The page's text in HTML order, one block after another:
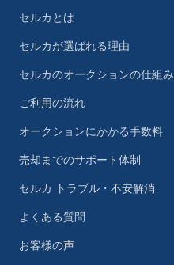
セルカとは
セルカが選ばれる理由
セルカのオークションの仕組み
ご利用の流れ
オークションにかかる手数料
売却までのサポート体制
セルカ トラブル・不安解消
よくある質問
お客様の声